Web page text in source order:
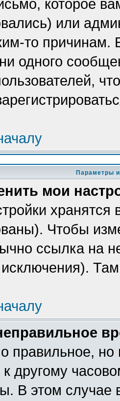
которое
или
то
одного
Параметры
мои
Чтобы
ссылка на
правильное,
другому
В этом